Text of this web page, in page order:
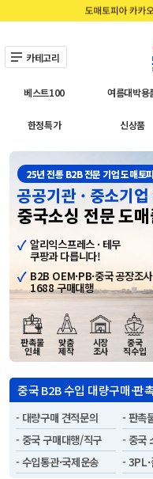
카테고리
베스트100 여름대박용
한정특가 신상품
25년 전통 B2B 전문 기업 도매토
공공기관 · 중소기
중국소싱 전문 도
알리익스프레스 · 테무
쿠팡과 다릅니다!
B2B OEM·PB·중국 공장조사
1688 구매대행
판촉물
인쇄
맞춤
제작
시장
조사
중국
직수입
중국 B2B 수입 대량구매·판
- 대량구매 견적문의
- 판촉
- 중국 구매대행/직구
- 중국
- 수입통관·국제운송
- 3PL·